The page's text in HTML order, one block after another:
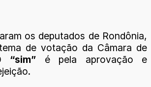
os deputados de Rondônia,
de votação da Câmara de
“sim” é pela aprovação e